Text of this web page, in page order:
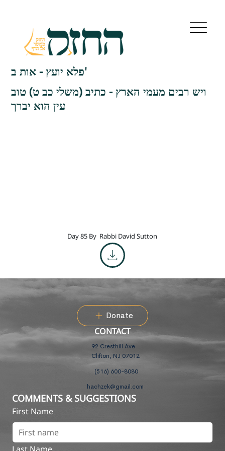
פלא יועץ - אות ב'
ויש רבים מעמי הארץ - כתיב (משלי כב ט) טוב
עין הוא יברך
Day 85 By Rabbi David Sutton
Donate
CONTACT
92 Cresthill Ave
Clifton, NJ 07012
(516) 600-8080
hachzek@gmail.com
COMMENTS & SUGGESTIONS
First Name